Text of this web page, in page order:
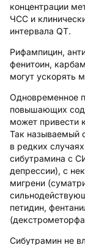
концентрации
ЧСС и
интервала QT.
Рифампицин,
фенитоин,
могут ускорять
Одновременное
повышающих
может привести
Так называемый
в редких
сибутрамина с
депрессии), с
мигрени
петидин,
Сибутрамин не